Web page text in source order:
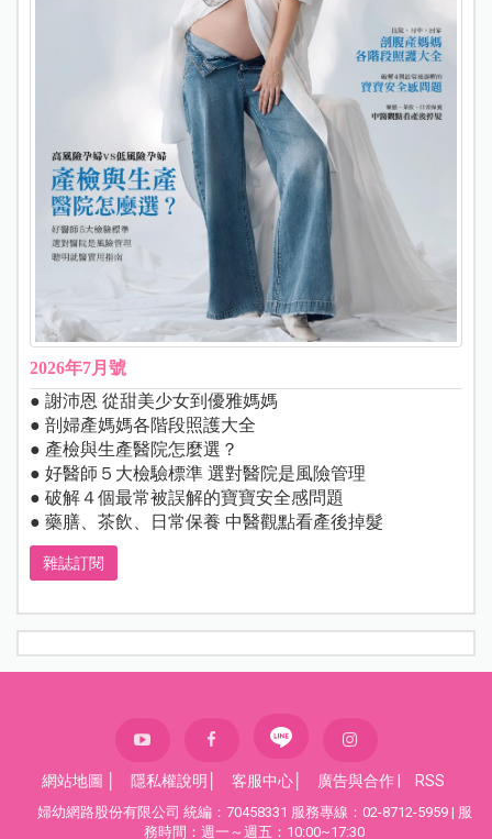
2026年7月號
● 謝沛恩 從甜美少女到優雅媽媽
● 剖婦產媽媽各階段照護大全
● 產檢與生產醫院怎麼選？
● 好醫師５大檢驗標準 選對醫院是風險管理
● 破解４個最常被誤解的寶寶安全感問題
● 藥膳、茶飲、日常保養 中醫觀點看產後掉髮
雜誌訂閱
網站地圖 隱私權說明 客服中心 廣告與合作 RSS
婦幼網路股份有限公司 統編：70458331 服務專線：02-8712-5959 | 服
務時間：週一～週五：10:00~17:30